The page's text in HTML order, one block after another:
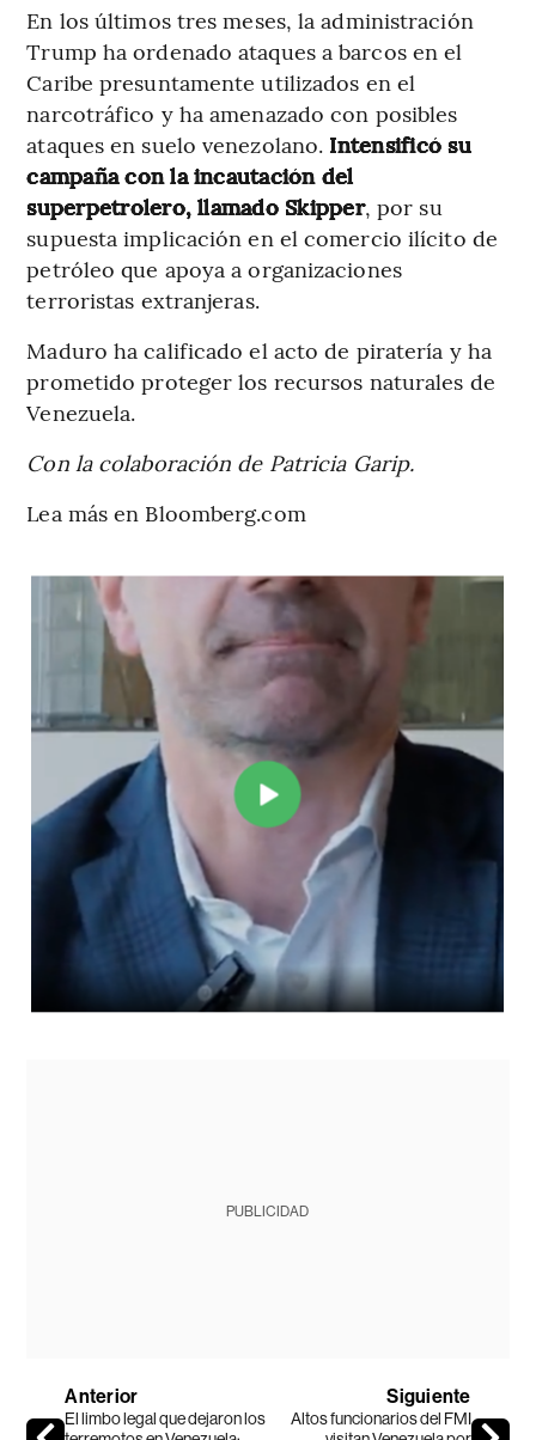
En los últimos tres meses, la administración
Trump ha ordenado ataques a barcos en el
Caribe presuntamente utilizados en el
narcotráfico y ha amenazado con posibles
ataques en suelo venezolano. Intensificó su
campaña con la incautación del
superpetrolero, llamado Skipper, por su
supuesta implicación en el comercio ilícito de
petróleo que apoya a organizaciones
terroristas extranjeras.
Maduro ha calificado el acto de piratería y ha
prometido proteger los recursos naturales de
Venezuela.
Con la colaboración de Patricia Garip.
Lea más en Bloomberg.com
PUBLICIDAD
Anterior
El limbo legal que dejaron los
Siguiente
Altos funcionarios del FMI